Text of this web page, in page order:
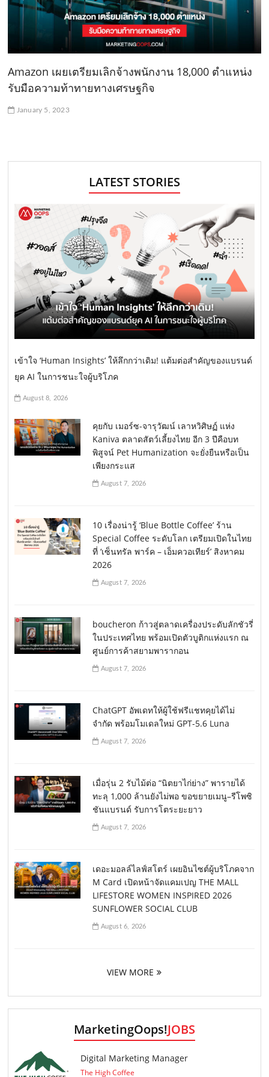
Amazon เผยเตรียมเลิกจ้างพนักงาน 18,000 ตำแหน่ง
รับมือความท้าทายทางเศรษฐกิจ
January 5, 2023
LATEST STORIES
เข้าใจ ‘Human Insights’ ให้ลึกกว่าเดิม! แต้มต่อสำคัญของแบรนด์
ยุค AI ในการชนะใจผู้บริโภค
August 8, 2026
คุยกับ เมอร์ซ-จารุวัฒน์ เลาหวิศิษฏ์ แห่ง
Kaniva ตลาดสัตว์เลี้ยงไทย อีก 3 ปีคือบท
พิสูจน์ Pet Humanization จะยั่งยืนหรือเป็น
เพียงกระแส
August 7, 2026
10 เรื่องน่ารู้ ‘Blue Bottle Coffee’ ร้าน
Special Coffee ระดับโลก เตรียมเปิดในไทย
ที่ ‘เซ็นทรัล พาร์ค – เอ็มควอเทียร์’ สิงหาคม
2026
August 7, 2026
boucheron ก้าวสู่ตลาดเครื่องประดับลักชัวรี่
ในประเทศไทย พร้อมเปิดตัวบูติกแห่งแรก ณ
ศูนย์การค้าสยามพารากอน
August 7, 2026
ChatGPT อัพเดทให้ผู้ใช้ฟรีแชทคุยได้ไม่
จำกัด พร้อมโมเดลใหม่ GPT-5.6 Luna
August 7, 2026
เมื่อรุ่น 2 รับไม้ต่อ “นิตยาไก่ย่าง” พารายได้
ทะลุ 1,000 ล้านยังไม่พอ ขอขยายเมนู–รีโพซิ
ชันแบรนด์ รับการโตระยะยาว
August 7, 2026
เดอะมอลล์ไลฟ์สโตร์ เผยอินไซต์ผู้บริโภคจาก
M Card เปิดหน้าจัดแคมเปญ THE MALL
LIFESTORE WOMEN INSPIRED 2026
SUNFLOWER SOCIAL CLUB
August 6, 2026
VIEW MORE
MarketingOops!JOBS
Digital Marketing Manager
The High Coffee